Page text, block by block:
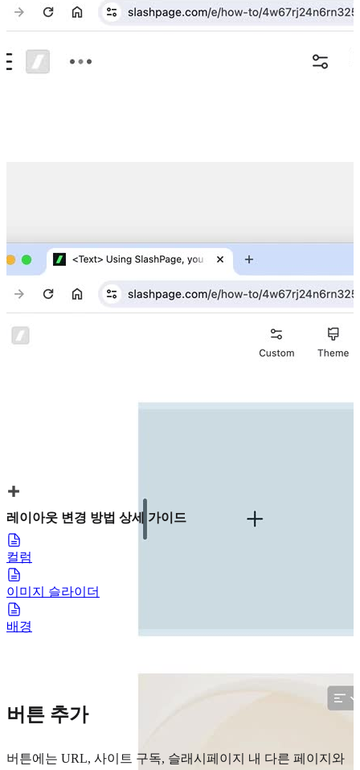
레이아웃 변경 방법 상세 가이드
컬럼
이미지 슬라이더
배경
버튼 추가
버튼에는 URL, 사이트 구독, 슬래시페이지 내 다른 페이지와